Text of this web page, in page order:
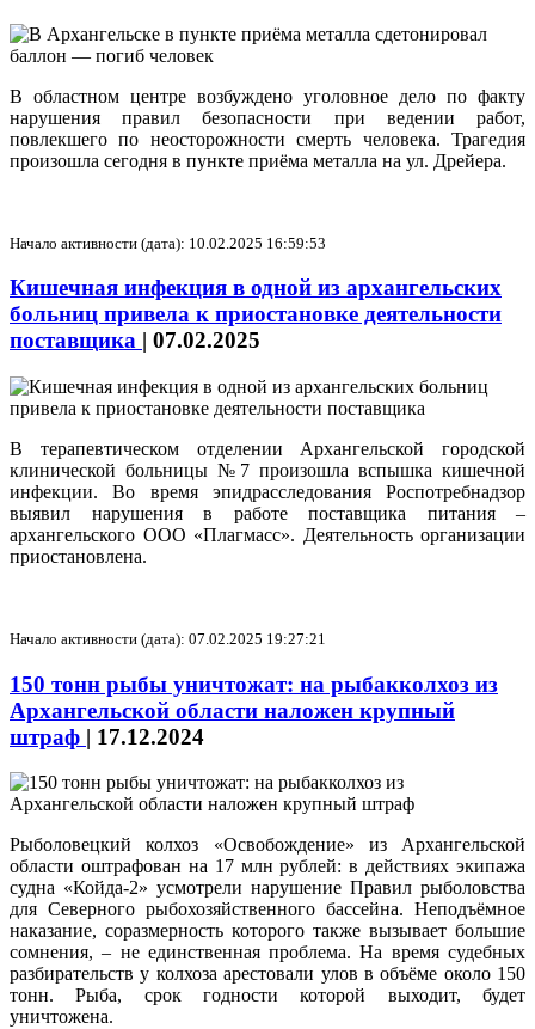
В областном центре возбуждено уголовное дело по факту
нарушения правил безопасности при ведении работ,
повлекшего по неосторожности смерть человека. Трагедия
произошла сегодня в пункте приёма металла на ул. Дрейера.
Начало активности (дата): 10.02.2025 16:59:53
Кишечная инфекция в одной из архангельских
больниц привела к приостановке деятельности
поставщика | 07.02.2025
В терапевтическом отделении Архангельской городской
клинической больницы №7 произошла вспышка кишечной
инфекции. Во время эпидрасследования Роспотребнадзор
выявил нарушения в работе поставщика питания –
архангельского ООО «Плагмасс». Деятельность организации
приостановлена.
Начало активности (дата): 07.02.2025 19:27:21
150 тонн рыбы уничтожат: на рыбакколхоз из
Архангельской области наложен крупный
штраф | 17.12.2024
Рыболовецкий колхоз «Освобождение» из Архангельской
области оштрафован на 17 млн рублей: в действиях экипажа
судна «Койда‑2» усмотрели нарушение Правил рыболовства
для Северного рыбохозяйственного бассейна. Неподъёмное
наказание, соразмерность которого также вызывает большие
сомнения, – не единственная проблема. На время судебных
разбирательств у колхоза арестовали улов в объёме около 150
тонн. Рыба, срок годности которой выходит, будет
уничтожена.